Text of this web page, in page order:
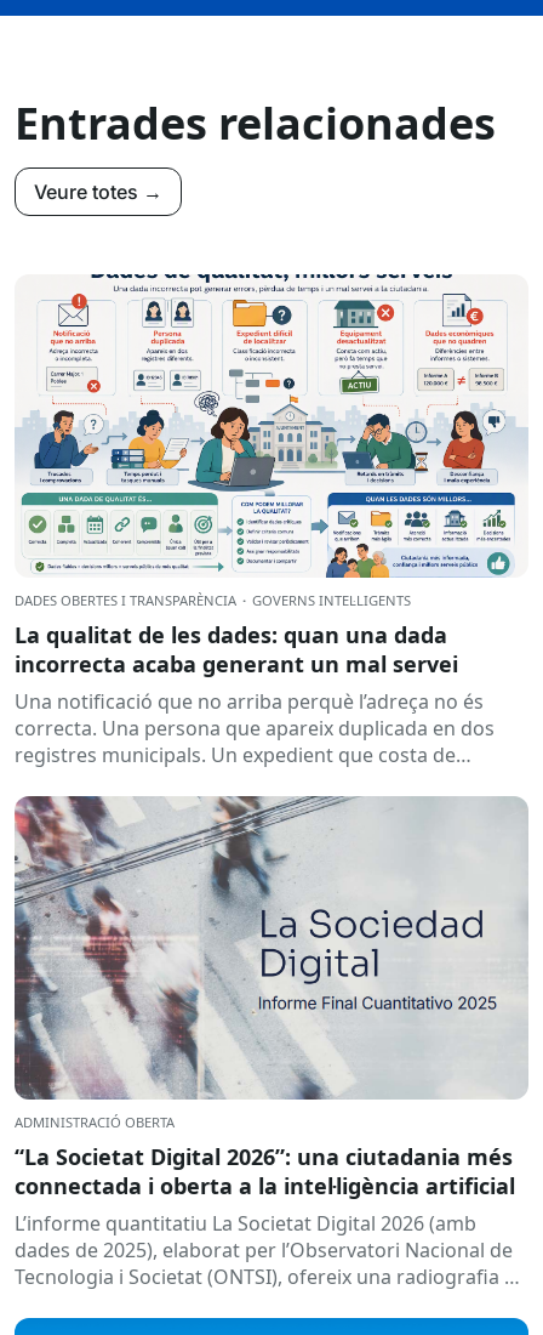
Entrades relacionades
Veure totes →
DADES OBERTES I TRANSPARÈNCIA · GOVERNS INTEL·LIGENTS
La qualitat de les dades: quan una dada
incorrecta acaba generant un mal servei
Una notificació que no arriba perquè l’adreça no és
correcta. Una persona que apareix duplicada en dos
registres municipals. Un expedient que costa de
ADMINISTRACIÓ OBERTA
“La Societat Digital 2026”: una ciutadania més
connectada i oberta a la intel·ligència artificial
L’informe quantitatiu La Societat Digital 2026 (amb
dades de 2025), elaborat per l’Observatori Nacional de
Tecnologia i Societat (ONTSI), ofereix una radiografia de